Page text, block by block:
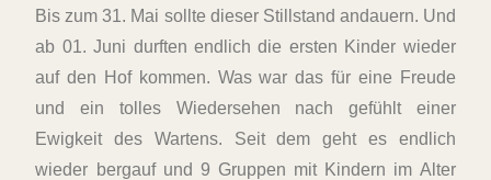
Bis zum 31. Mai sollte dieser Stillstand andauern. Und
ab 01. Juni durften endlich die ersten Kinder wieder
auf den Hof kommen. Was war das für eine Freude
und ein tolles Wiedersehen nach gefühlt einer
Ewigkeit des Wartens. Seit dem geht es endlich
wieder bergauf und 9 Gruppen mit Kindern im Alter